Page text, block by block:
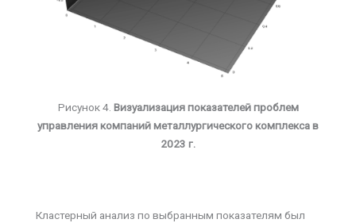
Рисунок 4. Визуализация показателей проблем
управления компаний металлургического комплекса в
2023 г.
Кластерный анализ по выбранным показателям был